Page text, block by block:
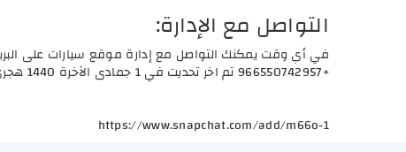
التواصل مع الإدارة:
في أي وقت يمكنك التواصل مع إدارة موقع سيارات على
+966550742957 تم اخر تحديت في 1 جمادى الآخرة 1440 هجري، الموافق لـ 26 يناير 2019 ميلادي موقع سيارات
https://www.snapchat.com/add/m66o-1